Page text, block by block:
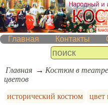
Главная Контакты
Главная Костюм в
цветов
исторический костюм
цвет